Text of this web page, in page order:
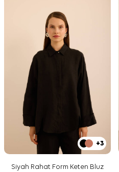
+3
Siyah Rahat Form Keten Bluz